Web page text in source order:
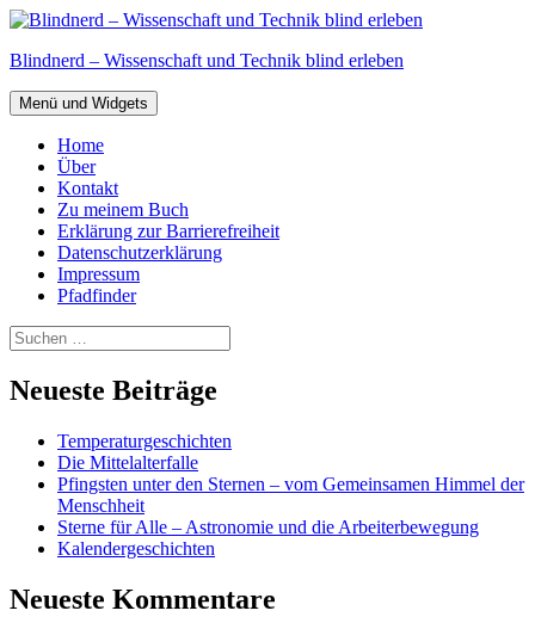
Zum
springen
Blindnerd – Wissenschaft und Technik blind erleben
Menü und Widgets
Home
Über
Kontakt
Zu meinem Buch
Erklärung zur Barrierefreiheit
Datenschutzerklärung
Impressum
Pfadfinder
Suchen
nach:
Neueste Beiträge
Temperaturgeschichten
Die Mittelalterfalle
Pfingsten unter den Sternen – vom Gemeinsamen Himmel der
Menschheit
Sterne für Alle – Astronomie und die Arbeiterbewegung
Kalendergeschichten
Neueste Kommentare